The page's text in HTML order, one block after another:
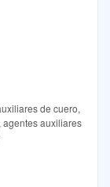
de cuero,
auxiliares